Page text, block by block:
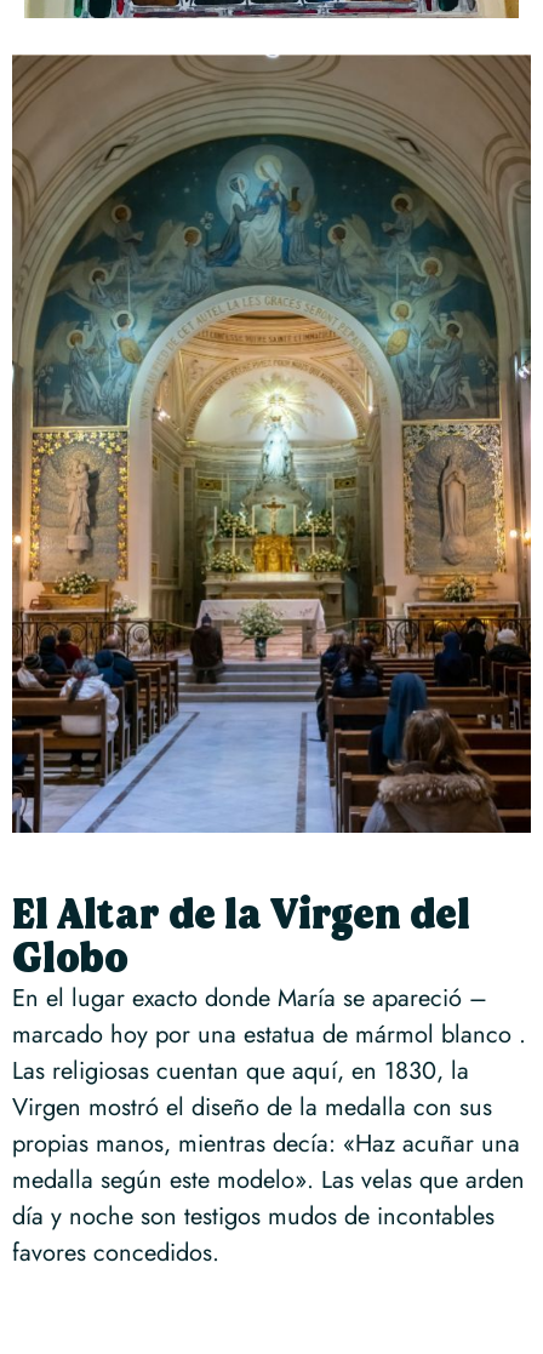
El Altar de la Virgen del
Globo
En el lugar exacto donde María se apareció –
marcado hoy por una estatua de mármol blanco .
Las religiosas cuentan que aquí, en 1830, la
Virgen mostró el diseño de la medalla con sus
propias manos, mientras decía: «Haz acuñar una
medalla según este modelo». Las velas que arden
día y noche son testigos mudos de incontables
favores concedidos.